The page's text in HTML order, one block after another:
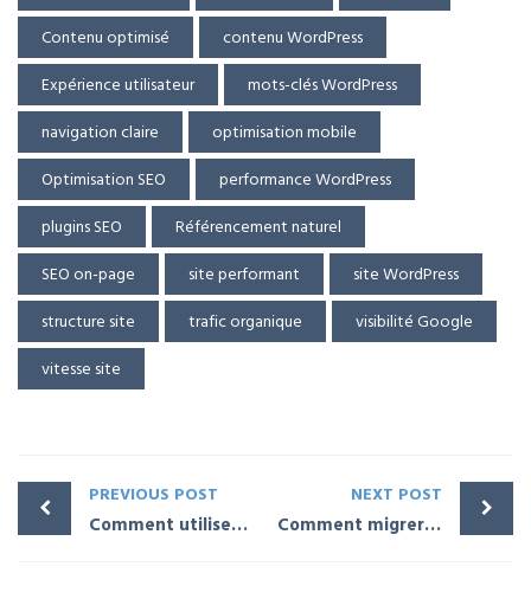
Contenu optimisé
contenu WordPress
Expérience utilisateur
mots-clés WordPress
navigation claire
optimisation mobile
Optimisation SEO
performance WordPress
plugins SEO
Référencement naturel
SEO on-page
site performant
site WordPress
structure site
trafic organique
visibilité Google
vitesse site
PREVIOUS POST
Comment utiliser les shortcodes pour gagner du temps sur WordPress
NEXT POST
Comment migrer votre site WordPress vers un nouvel hébergeur sans interruption